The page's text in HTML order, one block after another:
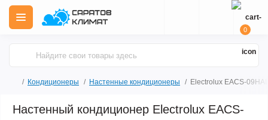
0
Кондиционеры Настенные кондиционеры Electrolux EACS-
Настенный кондиционер Electrolux EACS-